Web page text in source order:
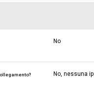
No
No, nessuna